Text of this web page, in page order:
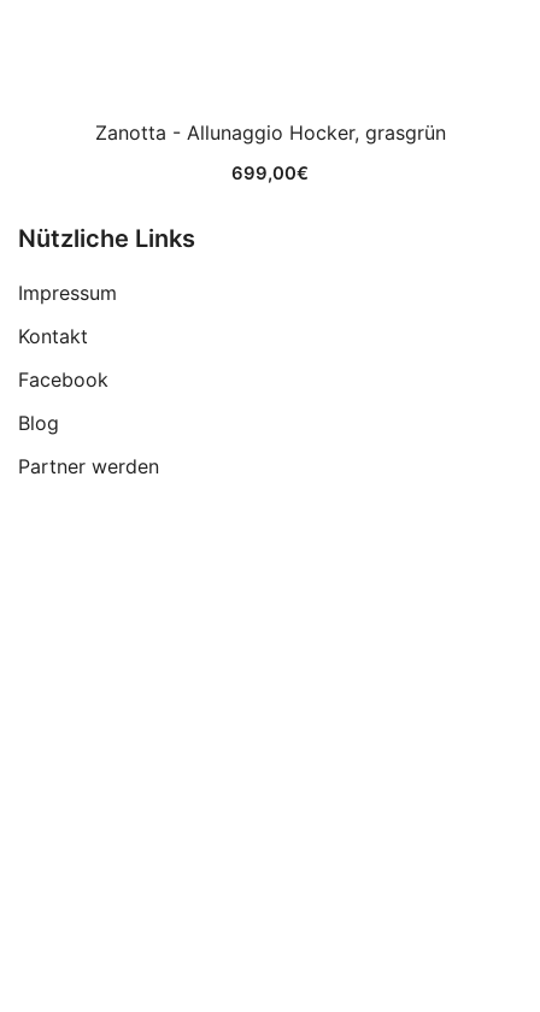
Zanotta - Allunaggio Hocker, grasgrün
699,00€
Nützliche Links
Impressum
Kontakt
Facebook
Blog
Partner werden